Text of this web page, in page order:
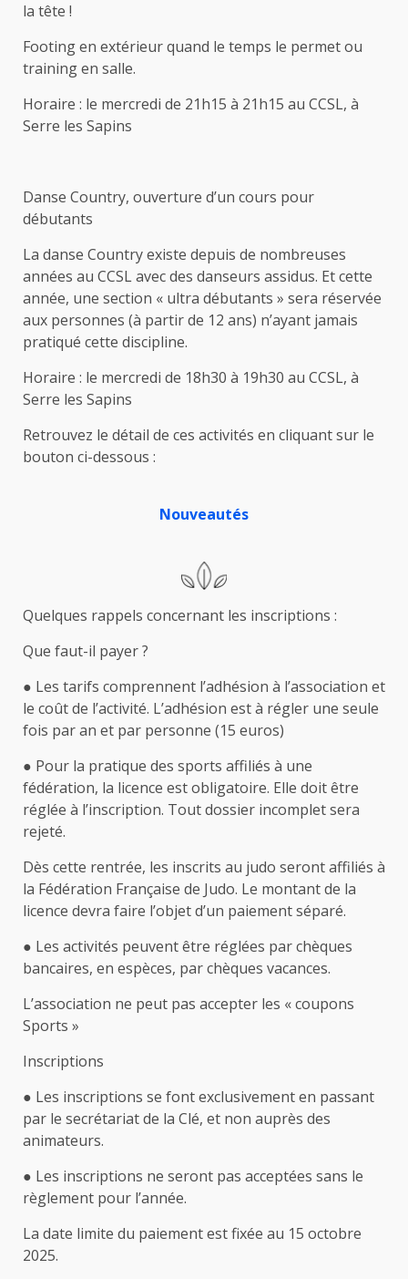
la tête !
Footing en extérieur quand le temps le permet ou
training en salle.
Horaire : le mercredi de 21h15 à 21h15 au CCSL, à
Serre les Sapins
Danse Country, ouverture d’un cours pour
débutants
La danse Country existe depuis de nombreuses
années au CCSL avec des danseurs assidus. Et cette
année, une section « ultra débutants » sera réservée
aux personnes (à partir de 12 ans) n’ayant jamais
pratiqué cette discipline.
Horaire : le mercredi de 18h30 à 19h30 au CCSL, à
Serre les Sapins
Retrouvez le détail de ces activités en cliquant sur le
bouton ci-dessous :
Nouveautés
Quelques rappels concernant les inscriptions :
Que faut-il payer ?
● Les tarifs comprennent l’adhésion à l’association et
le coût de l’activité. L’adhésion est à régler une seule
fois par an et par personne (15 euros)
● Pour la pratique des sports affiliés à une
fédération, la licence est obligatoire. Elle doit être
réglée à l’inscription. Tout dossier incomplet sera
rejeté.
Dès cette rentrée, les inscrits au judo seront affiliés à
la Fédération Française de Judo. Le montant de la
licence devra faire l’objet d’un paiement séparé.
● Les activités peuvent être réglées par chèques
bancaires, en espèces, par chèques vacances.
L’association ne peut pas accepter les « coupons
Sports »
Inscriptions
● Les inscriptions se font exclusivement en passant
par le secrétariat de la Clé, et non auprès des
animateurs.
● Les inscriptions ne seront pas acceptées sans le
règlement pour l’année.
La date limite du paiement est fixée au 15 octobre
2025.